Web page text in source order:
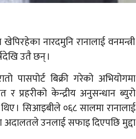
खेपिरहेका नारदमुनि रानालाई वनमन्त्री
उतै छन् ।
पासपोर्ट बिक्री गरेको अभियोगमा
प्रहरीको केन्द्रीय अनुसन्धान ब्युरो
। सिआइबीले ०६८ सालमा रानालाई
अदालतले उनलाई सफाइ दिएपछि मुद्दा